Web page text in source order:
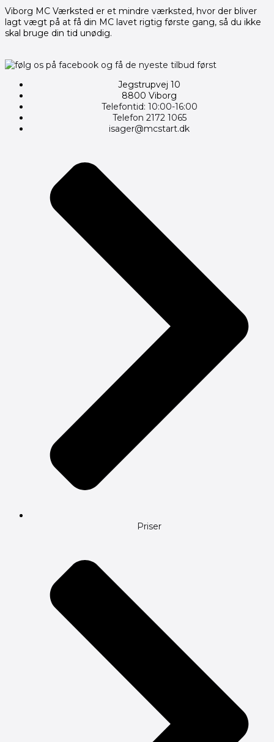
Viborg MC Værksted er et mindre værksted, hvor der bliver
lagt vægt på at få din MC lavet rigtig første gang, så du ikke
skal bruge din tid unødig.
Jegstrupvej 10
8800 Viborg
Telefontid: 10:00-16:00
Telefon 2172 1065
isager@mcstart.dk
Priser